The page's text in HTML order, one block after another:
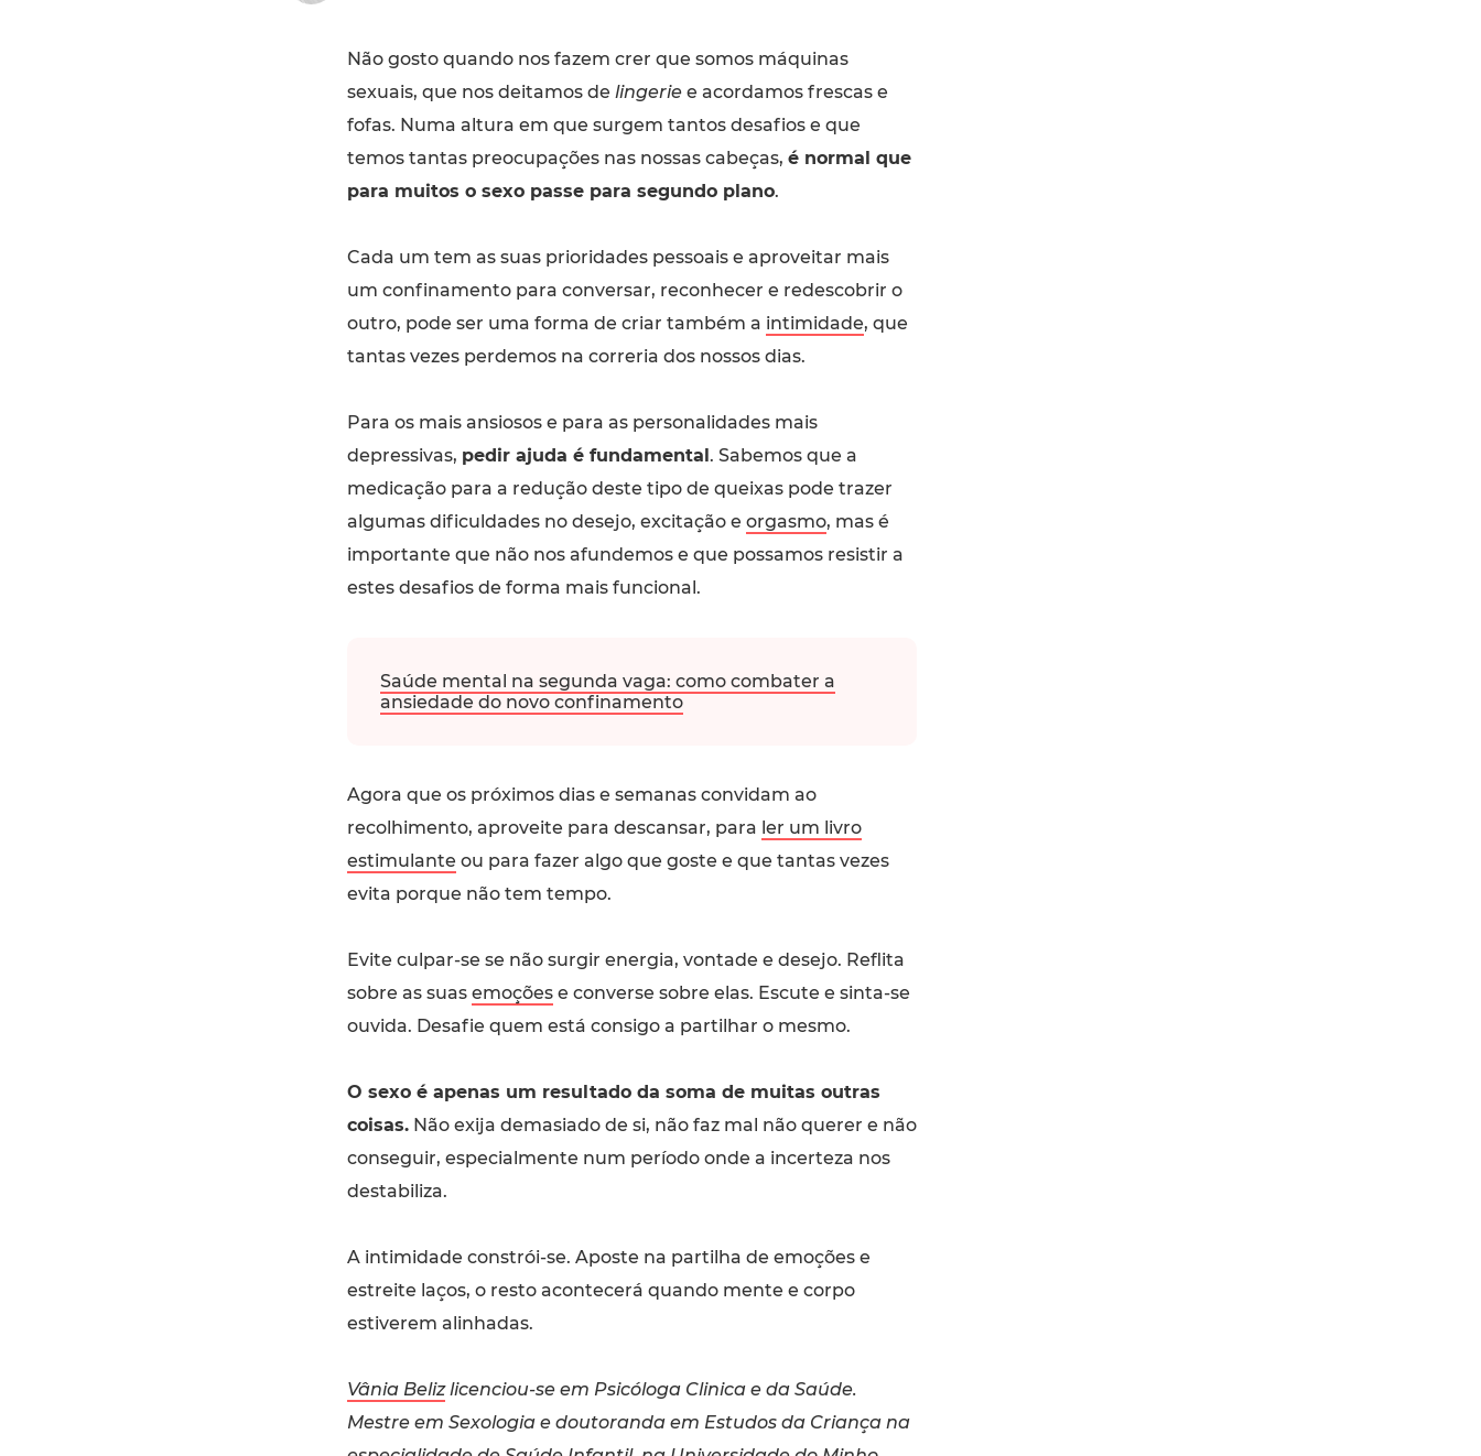
Não gosto quando nos fazem crer que somos máquinas
sexuais, que nos deitamos de lingeriee acordamos frescas e
fofas. Numa altura em que surgem tantos desafios e que
temos tantas preocupações nas nossas cabeças, é normal que
para muitos o sexo passe para segundo plano.
Cada um tem as suas prioridades pessoais e aproveitar mais
um confinamento para conversar, reconhecer e redescobrir o
outro, pode ser uma forma de criar também a intimidade, que
tantas vezes perdemos na correria dos nossos dias.
Para os mais ansiosos e para as personalidades mais
depressivas, pedir ajuda é fundamental. Sabemos que a
medicação para a redução deste tipo de queixas pode trazer
algumas dificuldades no desejo, excitação e orgasmo, mas é
importante que não nos afundemos e que possamos resistir a
estes desafios de forma mais funcional.
Saúde mental na segunda vaga: como combater a
ansiedade do novo confinamento
Agora que os próximos dias e semanas convidam ao
recolhimento, aproveite para descansar, para ler um livro
estimulante ou para fazer algo que goste e que tantas vezes
evita porque não tem tempo.
Evite culpar-se se não surgir energia, vontade e desejo. Reflita
sobre as suas emoçõese converse sobre elas. Escute e sinta-se
ouvida. Desafie quem está consigo a partilhar o mesmo.
O sexo é apenas um resultado da soma de muitas outras
coisas.Não exija demasiado de si, não faz mal não querer e não
conseguir, especialmente num período onde a incerteza nos
destabiliza.
A intimidade constrói-se. Aposte na partilha de emoções e
estreite laços, o resto acontecerá quando mente e corpo
estiverem alinhadas.
Vânia Belizlicenciou-se em Psicóloga Clinica e da Saúde.
Mestre em Sexologia e doutoranda em Estudos da Criança na